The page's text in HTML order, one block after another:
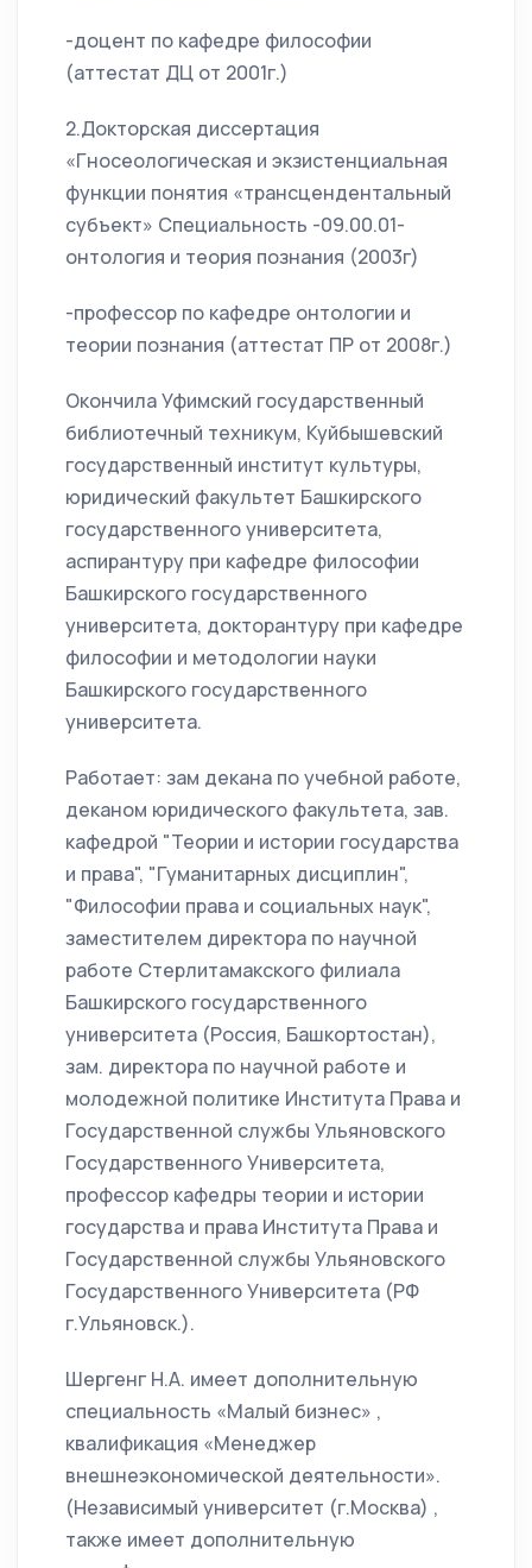
-доцент по кафедре философии
(аттестат ДЦ от 2001г.)
2.Докторская диссертация
«Гносеологическая и экзистенциальная
функции понятия «трансцендентальный
субъект» Специальность -09.00.01-
онтология и теория познания (2003г)
-профессор по кафедре онтологии и
теории познания (аттестат ПР от 2008г.)
Окончила Уфимский государственный
библиотечный техникум, Куйбышевский
государственный институт культуры,
юридический факультет Башкирского
государственного университета,
аспирантуру при кафедре философии
Башкирского государственного
университета, докторантуру при кафедре
философии и методологии науки
Башкирского государственного
университета.
Работает: зам декана по учебной работе,
деканом юридического факультета, зав.
кафедрой "Теории и истории государства
и права", "Гуманитарных дисциплин",
"Философии права и социальных наук",
заместителем директора по научной
работе Стерлитамакского филиала
Башкирского государственного
университета (Россия, Башкортостан),
зам. директора по научной работе и
молодежной политике Института Права и
Государственной службы Ульяновского
Государственного Университета,
профессор кафедры теории и истории
государства и права Института Права и
Государственной службы Ульяновского
Государственного Университета (РФ
г.Ульяновск.).
Шергенг Н.А. имеет дополнительную
специальность «Малый бизнес» ,
квалификация «Менеджер
внешнеэкономической деятельности».
(Независимый университет (г.Москва) ,
также имеет дополнительную